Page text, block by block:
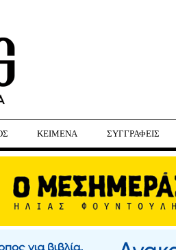
ΚΕΙΜΕΝΑ ΣΥΓΓΡΑΦΕΙΣ